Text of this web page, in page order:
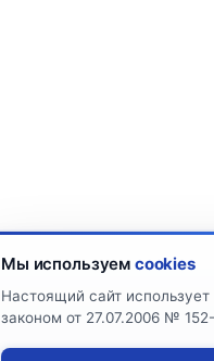
Мы используем cookies
Настоящий сайт
законом от 27.07.2006 №